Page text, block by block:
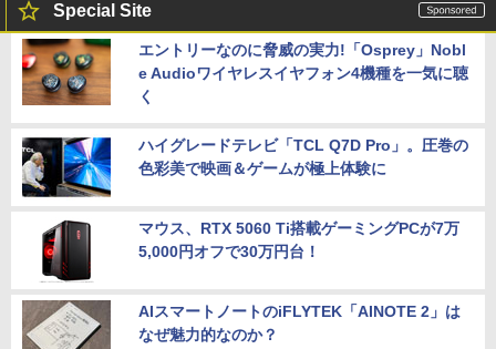
Special Site
エントリーなのに脅威の実力!「Osprey」Nobl
e Audioワイヤレスイヤフォン4機種を一気に聴
く
ハイグレードテレビ「TCL Q7D Pro」。圧巻の
色彩美で映画＆ゲームが極上体験に
マウス、RTX 5060 Ti搭載ゲーミングPCが7万
5,000円オフで30万円台！
AIスマートノートのiFLYTEK「AINOTE 2」は
なぜ魅力的なのか？